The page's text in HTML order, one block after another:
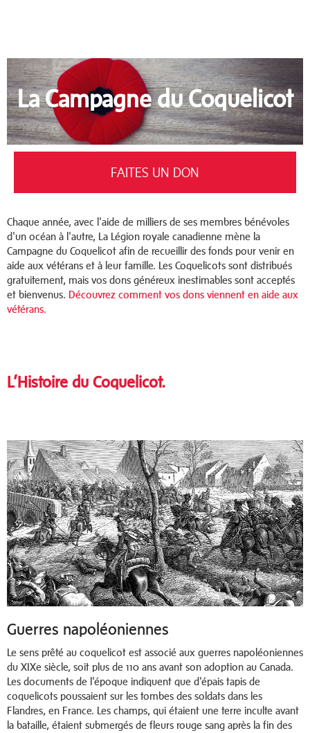
La Campagne du Coquelicot
FAITES UN DON
Chaque année, avec l'aide de milliers de ses membres bénévoles
d'un océan à l'autre, La Légion royale canadienne mène la
Campagne du Coquelicot afin de recueillir des fonds pour venir en
aide aux vétérans et à leur famille. Les Coquelicots sont distribués
gratuitement, mais vos dons généreux inestimables sont acceptés
et bienvenus. Découvrez comment vos dons viennent en aide aux
vétérans.
L’Histoire du Coquelicot.
Guerres napoléoniennes
Le sens prêté au coquelicot est associé aux guerres napoléoniennes
du XIXe siècle, soit plus de 110 ans avant son adoption au Canada.
Les documents de l'époque indiquent que d'épais tapis de
coquelicots poussaient sur les tombes des soldats dans les
Flandres, en France. Les champs, qui étaient une terre inculte avant
la bataille, étaient submergés de fleurs rouge sang après la fin des